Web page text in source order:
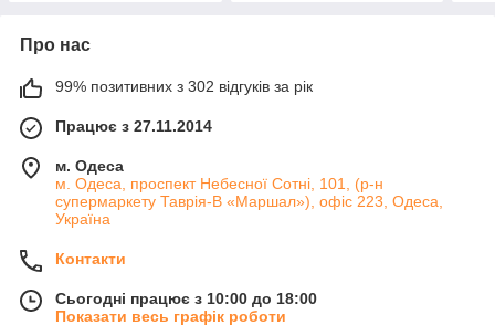
Про нас
99% позитивних з 302 відгуків за рік
Працює з 27.11.2014
м. Одеса
м. Одеса, проспект Небесної Сотні, 101, (р-н
супермаркету Таврія-В «Маршал»), офіс 223, Одеса,
Україна
Контакти
Сьогодні працює з 10:00 до 18:00
Показати весь графік роботи